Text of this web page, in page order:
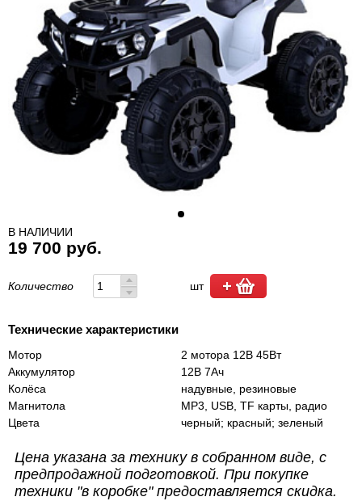
В НАЛИЧИИ
19 700 руб.
Количество шт
Технические характеристики
Мотор
2 мотора 12В 45Вт
Аккумулятор
12В 7Ач
Колёса
надувные, резиновые
Магнитола
MP3, USB, TF карты, радио
Цвета
черный; красный; зеленый
Цена указана за технику в собранном виде, с
предпродажной подготовкой. При покупке
техники "в коробке" предоставляется скидка.